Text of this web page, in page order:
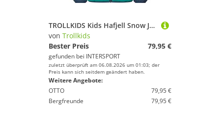
TROLLKIDS Kids Hafjell Snow Jacket PRO
von Trollkids
Bester Preis
79,95 €
gefunden bei INTERSPORT
zuletzt überprüft am 06.08.2026 um 01:03; der
Preis kann sich seitdem geändert haben.
Weitere Angebote:
OTTO
79,95 €
Bergfreunde
79,95 €